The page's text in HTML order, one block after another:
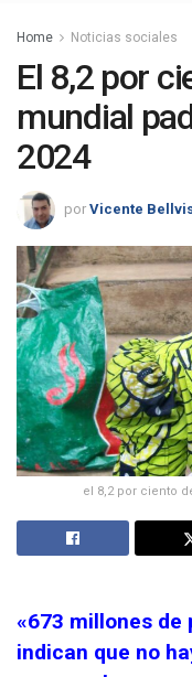
Home Noticias sociales
El 8,2 por
mundial
2024
por Vicente
el 8,2 por ciento
«673 millones de
indican que no